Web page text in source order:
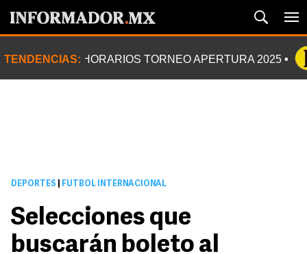
TENDENCIAS: HORARIOS TORNEO APERTURA 2025
DEPORTES FUTBOL INTERNACIONAL
Selecciones que
buscarán boleto al